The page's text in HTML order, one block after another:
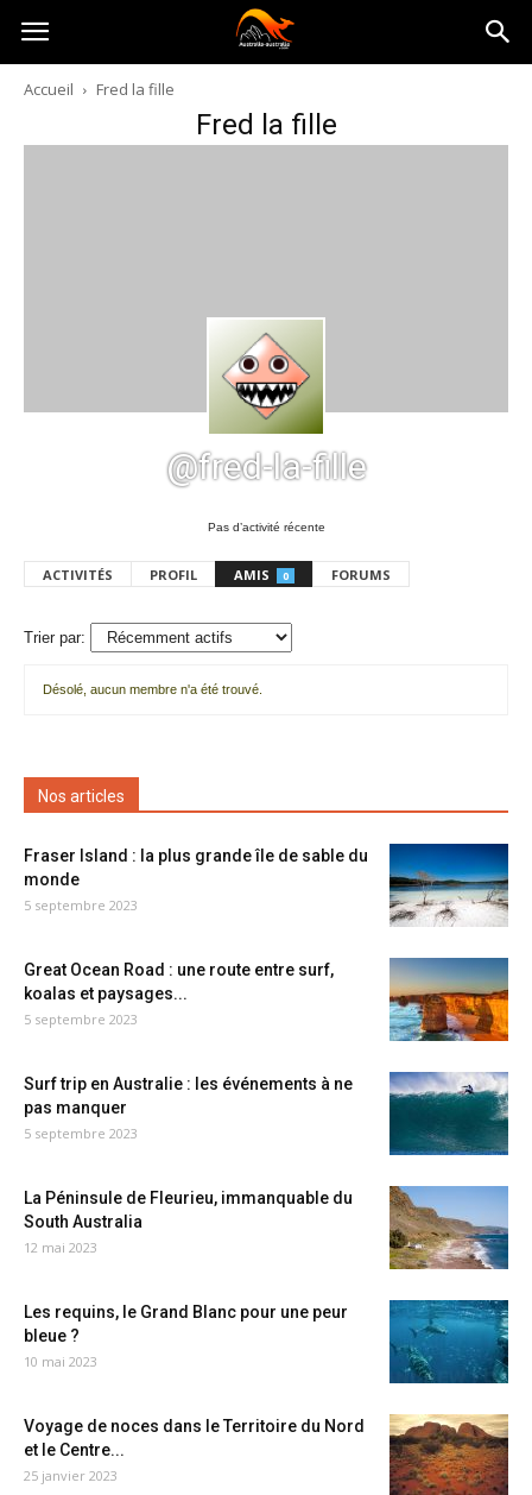
Australia-
australie.com
Accueil Fred la fille
Fred la fille
@fred-la-fille
Pas d’activité récente
ACTIVITÉS PROFIL AMIS 0 FORUMS
Trier par:
amis
Désolé, aucun membre n'a été trouvé.
Nos articles
Fraser Island : la plus grande île de sable du
monde
5 septembre 2023
Great Ocean Road : une route entre surf,
koalas et paysages...
5 septembre 2023
Surf trip en Australie : les événements à ne
pas manquer
5 septembre 2023
La Péninsule de Fleurieu, immanquable du
South Australia
12 mai 2023
Les requins, le Grand Blanc pour une peur
bleue ?
10 mai 2023
Voyage de noces dans le Territoire du Nord
et le Centre...
25 janvier 2023